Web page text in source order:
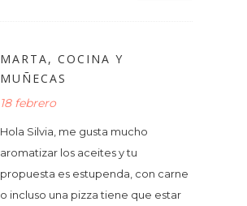
MARTA, COCINA Y
MUÑECAS
18 febrero
Hola Silvia, me gusta mucho
aromatizar los aceites y tu
propuesta es estupenda, con carne
o incluso una pizza tiene que estar